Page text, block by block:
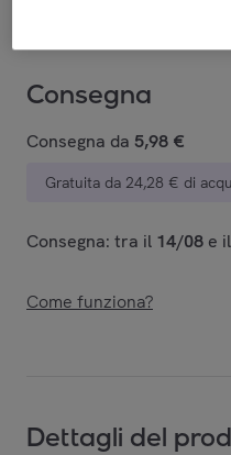
Consegna
Consegna da 5,98 €
Gratuita da 24,28 € di
Consegna: tra il 14/08 e il
Come funziona?
Dettagli del